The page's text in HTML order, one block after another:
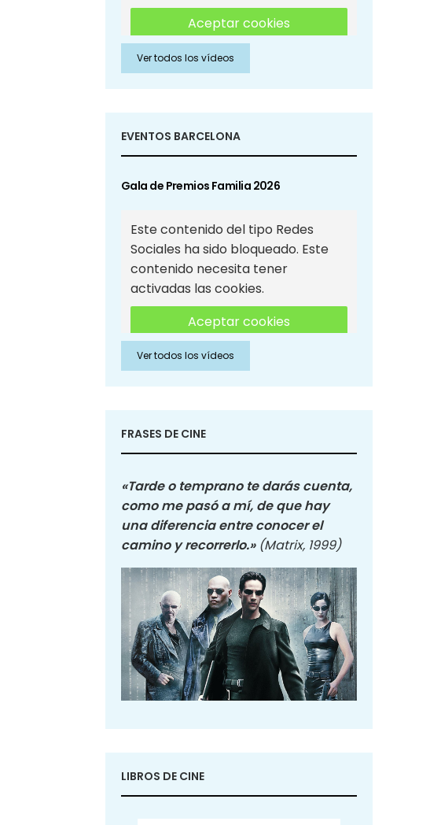
Aceptar cookies
Aceptar cookies de Redes
Sociales
Ver todos los vídeos
EVENTOS BARCELONA
Gala de Premios Familia 2026
Este contenido del tipo Redes
Sociales ha sido bloqueado. Este
contenido necesita tener
activadas las cookies.
Aceptar cookies
Aceptar cookies de Redes
Sociales
Ver todos los vídeos
FRASES DE CINE
«Tarde o temprano te darás cuenta,
como me pasó a mí, de que hay
una diferencia entre conocer el
camino y recorrerlo.» (Matrix, 1999)
LIBROS DE CINE